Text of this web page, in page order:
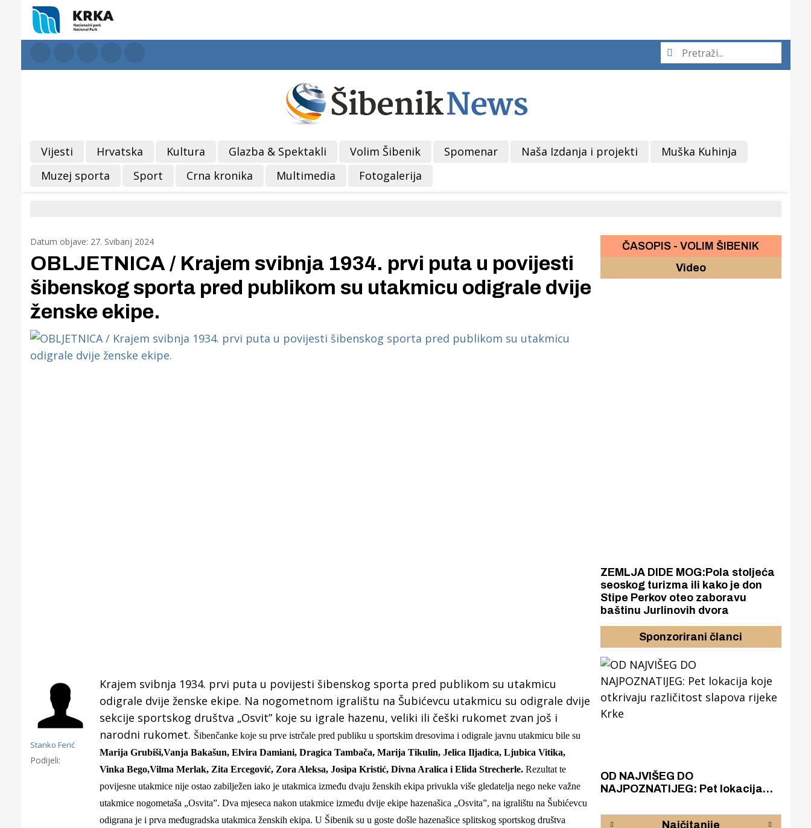
Vijesti Hrvatska Kultura Glazba & Spektakli Volim Šibenik Spomenar Naša Izdanja i projekti
Muška Kuhinja
Muzej sporta
Sport Crna kronika Multimedia Fotogalerija
Datum objave: 27. Svibanj 2024
OBLJETNICA / Krajem svibnja 1934. prvi puta u povijesti
šibenskog sporta pred publikom su utakmicu odigrale dvije
ženske ekipe.
Stanko Ferić
Podijeli:
Krajem svibnja 1934. prvi puta u povijesti šibenskog sporta pred publikom su utakmicu
odigrale dvije ženske ekipe. Na nogometnom igralištu na Šubićevcu utakmicu su odigrale dvije
sekcije sportskog društva „Osvit” koje su igrale hazenu, veliki ili češki rukomet zvan još i
narodni rukomet. Šibenčanke koje su prve istrčale pred publiku u sportskim dresovima i odigrale javnu utakmicu bile su
Marija Grubiši,Vanja Bakašun, Elvira Damiani, Dragica Tambača, Marija Tikulin, Jelica Iljadica, Ljubica Vitika,
Vinka Bego,Vilma Merlak, Zita Ercegović, Zora Aleksa, Josipa Kristić, Divna Aralica i Elida Strecherle.Rezultat te
povijesne utakmice nije ostao zabilježen iako je utakmica između dvaju ženskih ekipa privukla više gledatelja nego neke važne
utakmice nogometaša „Osvita”. Dva mjeseca nakon utakmice između dvije ekipe hazenašica „Osvita”, na igralištu na Šubićevcu
odigrana je i prva međugradska utakmica ženskih ekipa. U Šibenik su u goste došle hazenašice splitskog sportskog društva
ČASOPIS - VOLIM ŠIBENIK
Video
ZEMLJA DIDE MOG:Pola stoljeća
seoskog turizma ili kako je don
Stipe Perkov oteo zaboravu
baštinu Jurlinovih dvora
Sponzorirani članci
Gornji tok Krke iz prve ruke -
Otkrijte hostel Titius u
edukativnom kampusu NP Krka u
Puljanima
Šibenik spreman za dolazak
električnih autobusa: izgrađeno
12 punionica na kolodvoru
OD NAJVIŠEG DO
NAJPOZNATIJEG: Pet lokacija
rijeke Krke
Najčitanije